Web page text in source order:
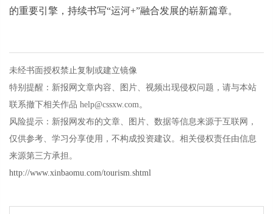
的重要引擎，持续书写“运河+”融合发展的崭新篇章。
未经书面授权禁止复制或建立镜像
特别提醒：新报网文章内容、图片、视频出现侵权问题，请与本站
联系撤下相关作品 help@cssxw.com。
风险提示：新报网发布的文章、图片、数据等信息来源于互联网，
仅供参考、学习分享使用，不构成投资建议。相关侵权责任由信息
来源第三方承担。
http://www.xinbaomu.com/tourism.shtml